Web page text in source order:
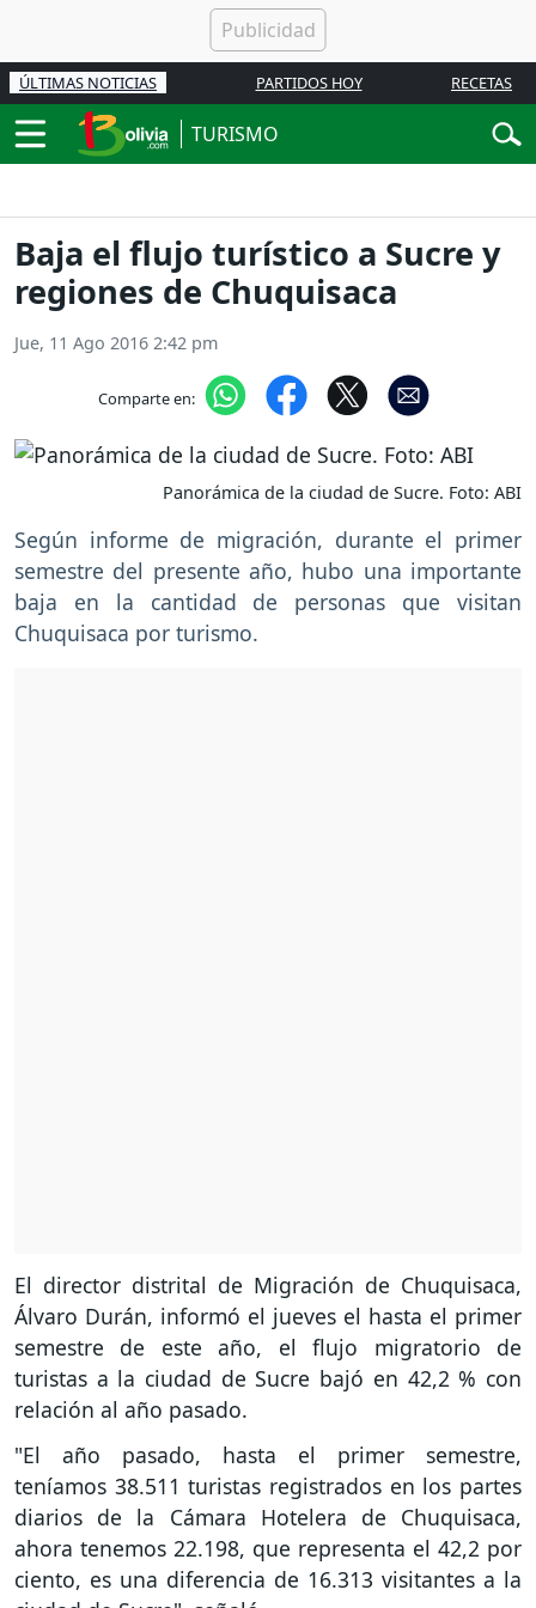
ÚLTIMAS NOTICIAS PARTIDOS HOY RECETAS
TURISMO
Baja el flujo turístico a Sucre y
regiones de Chuquisaca
Jue, 11 Ago 2016 2:42 pm
Comparte en:
Panorámica de la ciudad de Sucre. Foto: ABI
Según informe de migración, durante el primer
semestre del presente año, hubo una importante
baja en la cantidad de personas que visitan
Chuquisaca por turismo.
El director distrital de Migración de Chuquisaca,
Álvaro Durán, informó el jueves el hasta el primer
semestre de este año, el flujo migratorio de
turistas a la ciudad de Sucre bajó en 42,2 % con
relación al año pasado.
"El año pasado, hasta el primer semestre,
teníamos 38.511 turistas registrados en los partes
diarios de la Cámara Hotelera de Chuquisaca,
ahora tenemos 22.198, que representa el 42,2 por
ciento, es una diferencia de 16.313 visitantes a la